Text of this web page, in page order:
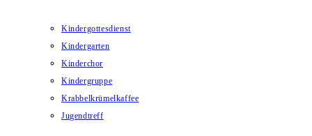
Kindergottesdienst
Kindergarten
Kinderchor
Kindergruppe
Krabbelkrümelkaffee
Jugendtreff